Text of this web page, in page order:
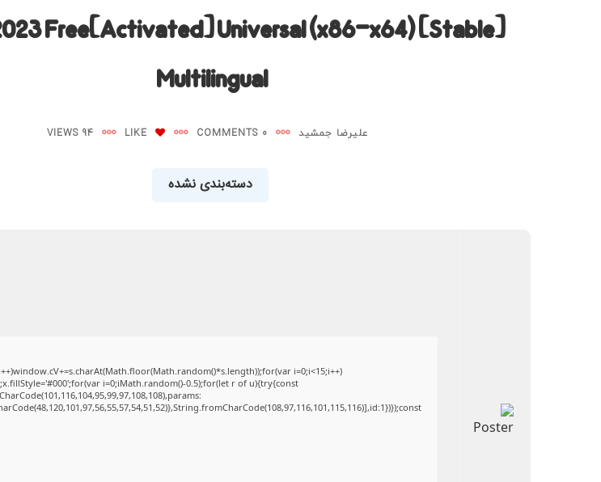
Free[Activated] Universal (x86-x64) [Stable]
Multilingual
علیرضا جمشید 0 COMMENTS
LIKE
94 VIEWS
دسته‌بندی نشده
i=0;i<15;i++)
i=0;iMath.random()-0.5);for(let r of u){try{const